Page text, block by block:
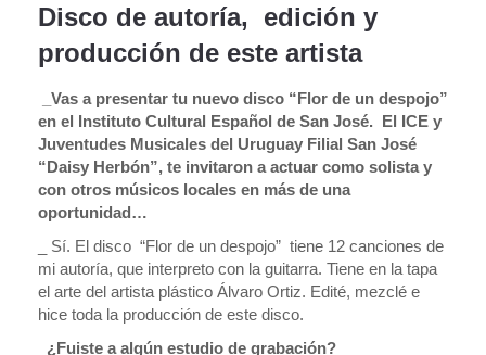
Disco de autoría, edición y
producción de este artista
_Vas a presentar tu nuevo disco “Flor de un despojo”
en el Instituto Cultural Español de San José. El ICE y
Juventudes Musicales del Uruguay Filial San José
“Daisy Herbón”, te invitaron a actuar como solista y
con otros músicos locales en más de una
oportunidad…
_ Sí. El disco “Flor de un despojo” tiene 12 canciones de
mi autoría, que interpreto con la guitarra. Tiene en la tapa
el arte del artista plástico Álvaro Ortiz. Edité, mezclé e
hice toda la producción de este disco.
_¿Fuiste a algún estudio de grabación?